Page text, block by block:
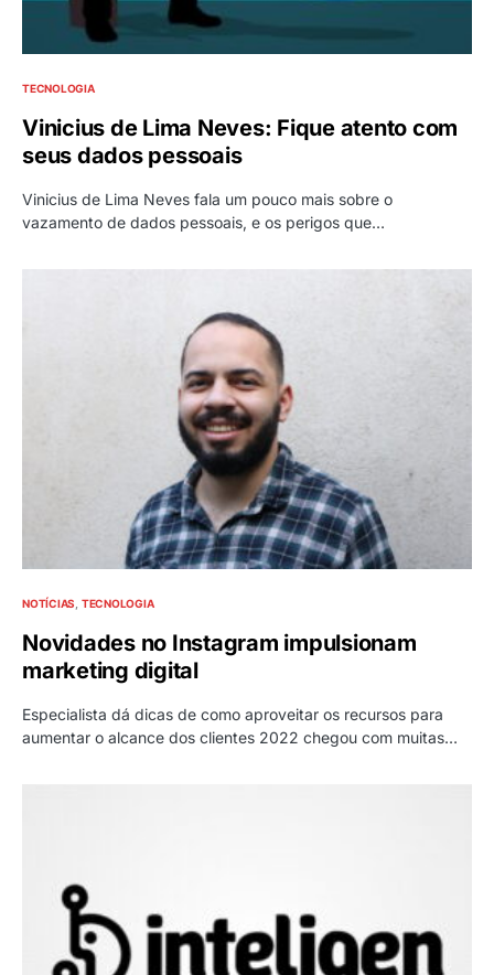
TECNOLOGIA
Vinicius de Lima Neves: Fique atento com
seus dados pessoais
Vinicius de Lima Neves fala um pouco mais sobre o
vazamento de dados pessoais, e os perigos que…
NOTÍCIAS TECNOLOGIA
Novidades no Instagram impulsionam
marketing digital
Especialista dá dicas de como aproveitar os recursos para
aumentar o alcance dos clientes 2022 chegou com muitas…